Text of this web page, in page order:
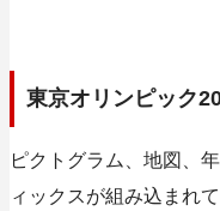
東京オリンピック
ピクトグラム、地図、
ィックスが組み込まれて